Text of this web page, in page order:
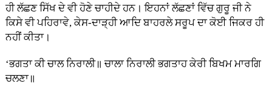
ਹੀ ਲੱਛਣ ਸਿੱਖ ਦੇ ਵੀ ਹੋਣੇ ਚਾਹੀਦੇ ਹਨ। ਇਹਨਾਂ ਲੱਛਣਾਂ ਵਿੱਚ ਗੁਰੂ ਜੀ ਨੇ
ਕਿਸੇ ਵੀ ਪਹਿਰਾਵੇ, ਕੇਸ-ਦਾੜ੍ਹੀ ਆਦਿ ਬਾਹਰਲੇ ਸਰੂਪ ਦਾ ਕੋਈ ਜਿਕਰ ਹੀ
ਨਹੀਂ ਕੀਤਾ।
‘ਭਗਤਾ ਕੀ ਚਾਲ ਨਿਰਾਲੀ॥ ਚਾਲਾ ਨਿਰਾਲੀ ਭਗਤਾਹ ਕੇਰੀ ਬਿਖਮ ਮਾਰਗਿ
ਚਲਣਾ॥